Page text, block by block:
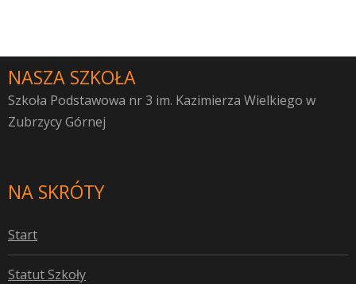
NASZA SZKOŁA
Szkoła Podstawowa nr 3 im. Kazimierza Wielkiego w
Zubrzycy Górnej
NA SKRÓTY
Start
Statut Szkoły